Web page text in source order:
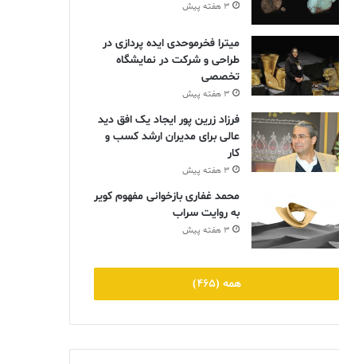
3 هفته پیش
میترا فخرموحدی ایده پردازی در
طراحی و شرکت در نمایشگاه
تخصصی
3 هفته پیش
فرزاد زرین پور ایجاد یک افق دید
عالی برای مدیران ارشد کسب و
کار
3 هفته پیش
محمد غفاری بازخوانی مفهوم کویر
به روایت سراب
3 هفته پیش
همه (465)